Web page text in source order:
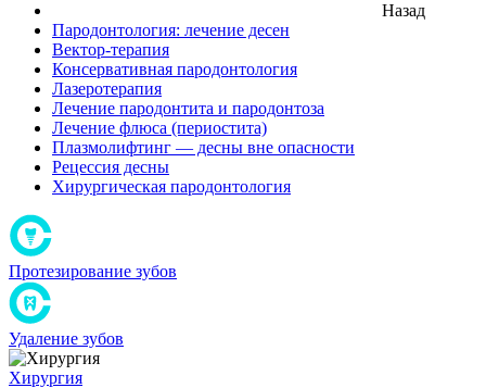
Назад
Пародонтология: лечение десен
Вектор-терапия
Консервативная пародонтология
Лазеротерапия
Лечение пародонтита и пародонтоза
Лечение флюса (периостита)
Плазмолифтинг — десны вне опасности
Рецессия десны
Хирургическая пародонтология
Протезирование зубов
Удаление зубов
Хирургия